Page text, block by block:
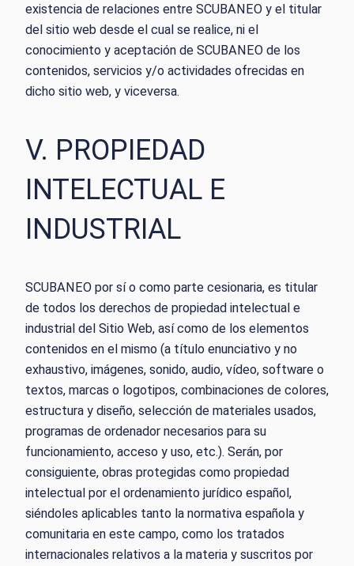
existencia de relaciones entre SCUBANEO y el titular
del sitio web desde el cual se realice, ni el
conocimiento y aceptación de SCUBANEO de los
contenidos, servicios y/o actividades ofrecidas en
dicho sitio web, y viceversa.
V. PROPIEDAD
INTELECTUAL E
INDUSTRIAL
SCUBANEO por sí o como parte cesionaria, es titular
de todos los derechos de propiedad intelectual e
industrial del Sitio Web, así como de los elementos
contenidos en el mismo (a título enunciativo y no
exhaustivo, imágenes, sonido, audio, vídeo, software o
textos, marcas o logotipos, combinaciones de colores,
estructura y diseño, selección de materiales usados,
programas de ordenador necesarios para su
funcionamiento, acceso y uso, etc.). Serán, por
consiguiente, obras protegidas como propiedad
intelectual por el ordenamiento jurídico español,
siéndoles aplicables tanto la normativa española y
comunitaria en este campo, como los tratados
internacionales relativos a la materia y suscritos por